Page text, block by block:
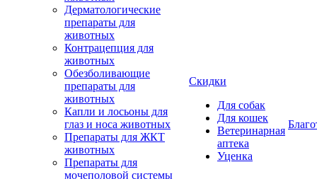
Дерматологические
препараты для
животных
Контрацепция для
животных
Обезболивающие
препараты для
животных
Капли и лосьоны для
глаз и носа животных
Препараты для ЖКТ
животных
Препараты для
мочеполовой системы
Скидки
Для собак
Для кошек
Ветеринарная
аптека
Уценка